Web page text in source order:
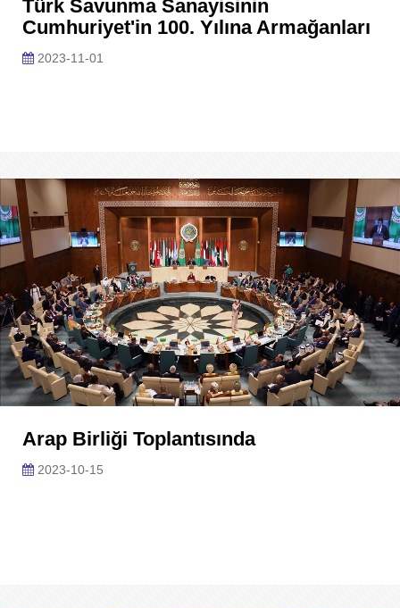
Türk Savunma Sanayisinin
Cumhuriyet'in 100. Yılına Armağanları
2023-11-01
Arap Birliği Toplantısında
2023-10-15